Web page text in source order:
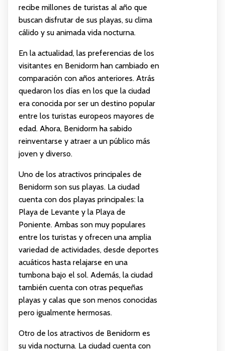
recibe millones de turistas al año que
buscan disfrutar de sus playas, su clima
cálido y su animada vida nocturna.
En la actualidad, las preferencias de los
visitantes en Benidorm han cambiado en
comparación con años anteriores. Atrás
quedaron los días en los que la ciudad
era conocida por ser un destino popular
entre los turistas europeos mayores de
edad. Ahora, Benidorm ha sabido
reinventarse y atraer a un público más
joven y diverso.
Uno de los atractivos principales de
Benidorm son sus playas. La ciudad
cuenta con dos playas principales: la
Playa de Levante y la Playa de
Poniente. Ambas son muy populares
entre los turistas y ofrecen una amplia
variedad de actividades, desde deportes
acuáticos hasta relajarse en una
tumbona bajo el sol. Además, la ciudad
también cuenta con otras pequeñas
playas y calas que son menos conocidas
pero igualmente hermosas.
Otro de los atractivos de Benidorm es
su vida nocturna. La ciudad cuenta con